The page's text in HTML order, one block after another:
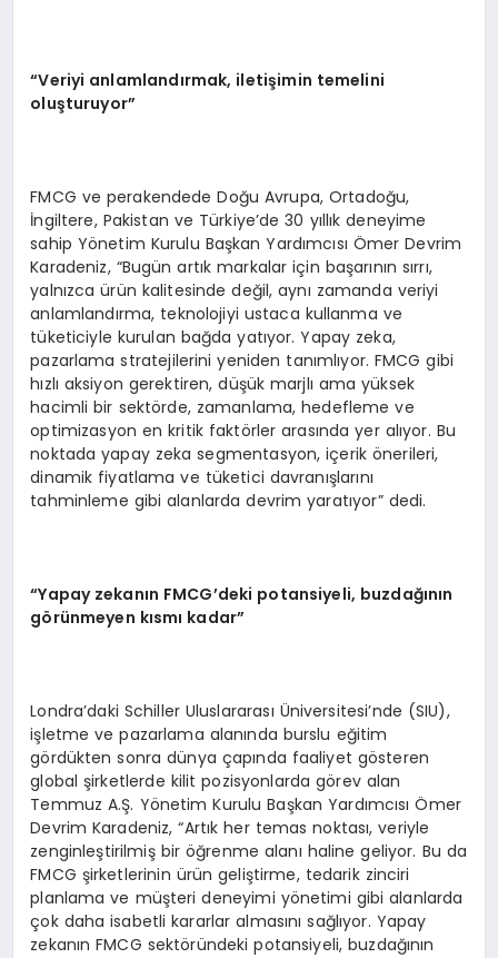
“Veriyi anlamlandırmak, iletişimin temelini
oluşturuyor”
FMCG ve perakendede Doğu Avrupa, Ortadoğu,
İngiltere, Pakistan ve Türkiye’de 30 yıllık deneyime
sahip Yönetim Kurulu Başkan Yardımcısı Ömer Devrim
Karadeniz, “Bugün artık markalar için başarının sırrı,
yalnızca ürün kalitesinde değil, aynı zamanda veriyi
anlamlandırma, teknolojiyi ustaca kullanma ve
tüketiciyle kurulan bağda yatıyor. Yapay zeka,
pazarlama stratejilerini yeniden tanımlıyor. FMCG gibi
hızlı aksiyon gerektiren, düşük marjlı ama yüksek
hacimli bir sektörde, zamanlama, hedefleme ve
optimizasyon en kritik faktörler arasında yer alıyor. Bu
noktada yapay zeka segmentasyon, içerik önerileri,
dinamik fiyatlama ve tüketici davranışlarını
tahminleme gibi alanlarda devrim yaratıyor” dedi.
“Yapay zekanın FMCG’deki potansiyeli, buzdağının
görünmeyen kısmı kadar”
Londra’daki Schiller Uluslararası Üniversitesi’nde (SIU),
işletme ve pazarlama alanında burslu eğitim
gördükten sonra dünya çapında faaliyet gösteren
global şirketlerde kilit pozisyonlarda görev alan
Temmuz A.Ş. Yönetim Kurulu Başkan Yardımcısı Ömer
Devrim Karadeniz, “Artık her temas noktası, veriyle
zenginleştirilmiş bir öğrenme alanı haline geliyor. Bu da
FMCG şirketlerinin ürün geliştirme, tedarik zinciri
planlama ve müşteri deneyimi yönetimi gibi alanlarda
çok daha isabetli kararlar almasını sağlıyor. Yapay
zekanın FMCG sektöründeki potansiyeli, buzdağının